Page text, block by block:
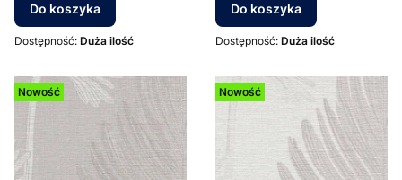
Do koszyka
Dostępność: Duża ilość
Do koszyka
Dostępność: Duża ilość
Nowość Nowość